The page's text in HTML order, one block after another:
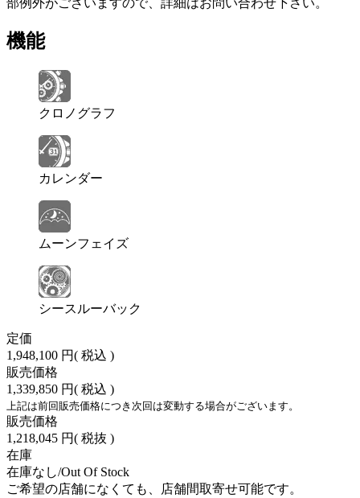
部例外がございますので、詳細はお問い合わせ下さい。
機能
クロノグラフ
カレンダー
ムーンフェイズ
シースルーバック
定価
1,948,100 円( 税込 )
販売価格
1,339,850 円( 税込 )
上記は前回販売価格につき次回は変動する場合がございます。
販売価格
1,218,045 円( 税抜 )
在庫
在庫なし/Out Of Stock
ご希望の店舗になくても、店舗間取寄せ可能です。